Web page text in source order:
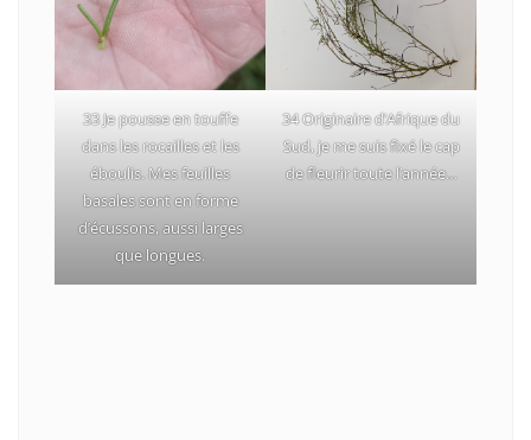
33 Je pousse en touffe
dans les rocailles et les
éboulis. Mes feuilles
basales sont en forme
d’écussons, aussi larges
que longues.
34 Originaire d’Afrique du
Sud, je me suis fixé le cap
de fleurir toute l’année…